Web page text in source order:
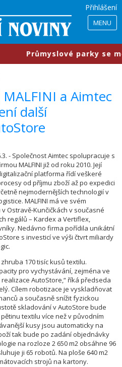
Přihlášení
MENU
​Průmyslové parky se
a Aimtec
další
- Společnost Aimtec spolupracuje s
MALFINI již od roku 2010. Její
platforma řídí veškeré
od příjmu zboží až po expedici
nejmodernějších technologií v
MALFINI má ve svém
Ostravě-Kunčičkách v současné
regálů – Kardex a Vertiflex,
Nedávno firma pořídila unikátní
s investicí ve výši čtvrt miliardy
170 tisíc kusů textilu.
pro vychystávání, zejména ve
AutoStore,“ říká předseda
Cílem robotizace je vyskladňovat
a současně snížit fyzickou
skladování v AutoStore bude
textilu více než v původním
kusy jsou automaticky na
tak bude po zadání objednávky
na rozloze 2 650 m2 obsáhne 96
ji 65 robotů. Na ploše 640 m2
strojů na kartony.